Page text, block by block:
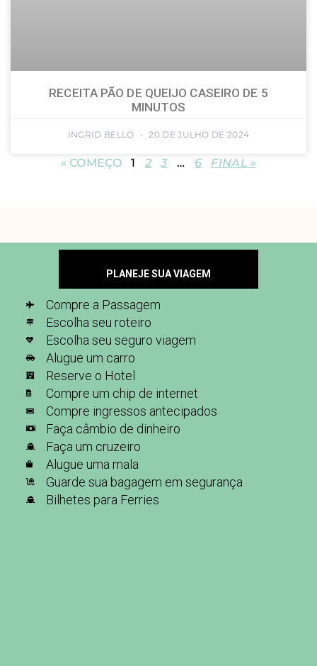
RECEITA PÃO DE QUEIJO CASEIRO DE 5
MINUTOS
INGRID BELLO 20 DE JULHO DE 2024
« COMEÇO 1 2 3 … 6 FINAL »
PLANEJE SUA VIAGEM
Compre a Passagem
Escolha seu roteiro
Escolha seu seguro viagem
Alugue um carro
Reserve o Hotel
Compre um chip de internet
Compre ingressos antecipados
Faça câmbio de dinheiro
Faça um cruzeiro
Alugue uma mala
Guarde sua bagagem em segurança
Bilhetes para Ferries